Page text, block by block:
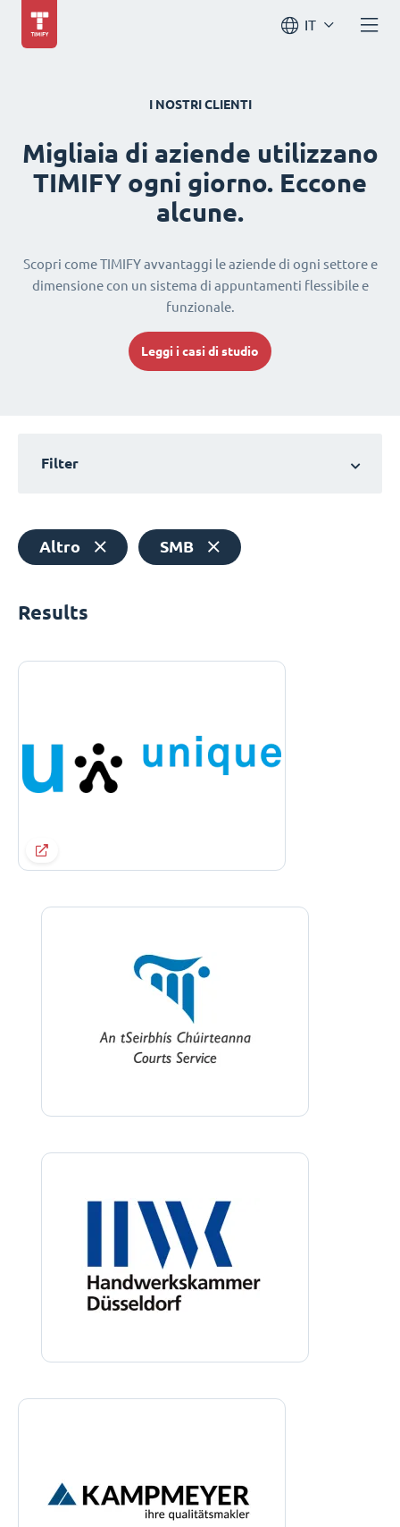
IT
I NOSTRI CLIENTI
Migliaia di aziende utilizzano
TIMIFY ogni giorno. Eccone
alcune.
Scopri come TIMIFY avvantaggi le aziende di ogni settore e
dimensione con un sistema di appuntamenti flessibile e
funzionale.
Leggi i casi di studio
Filter
Altro SMB
Results